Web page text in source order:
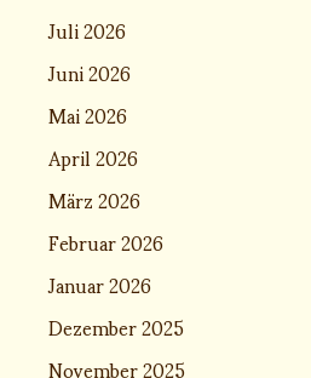
Juli 2026
Juni 2026
Mai 2026
April 2026
März 2026
Februar 2026
Januar 2026
Dezember 2025